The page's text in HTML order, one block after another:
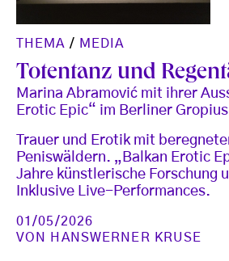
THEMA / MEDIA
Totentanz und
Marina Abramović mit ihrer
Erotic Epic“ im Berliner
Trauer und Erotik mit
Peniswäldern. „Balkan Erotic
Jahre künstlerische Forschung
Inklusive Live-Performances.
01/05/2026
VON
HANSWERNER KRUSE